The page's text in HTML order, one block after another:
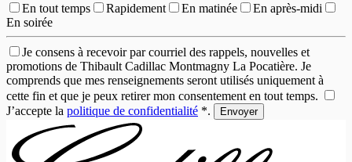
En tout temps Rapidement En matinée
En après-midi
En soirée
Je consens à recevoir par courriel des rappels, nouvelles et
promotions de Thibault Cadillac Montmagny La Pocatière. Je
comprends que mes renseignements seront utilisés uniquement à
cette fin et que je peux retirer mon consentement en tout temps.
J’accepte la politique de confidentialité *.